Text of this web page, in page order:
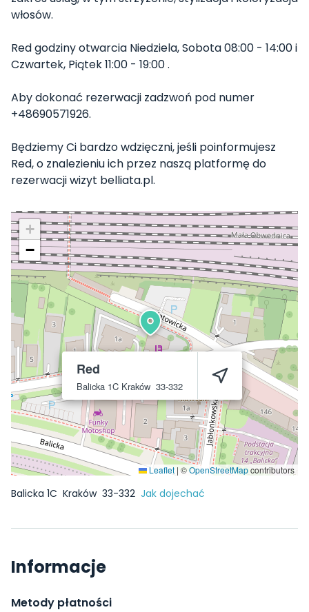
włosów.
Red godziny otwarcia Niedziela, Sobota 08:00 - 14:00 i
Czwartek, Piątek 11:00 - 19:00 .
Aby dokonać rezerwacji zadzwoń pod numer
+48690571926.
Będziemy Ci bardzo wdzięczni, jeśli poinformujesz
Red, o znalezieniu ich przez naszą platformę do
rezerwacji wizyt belliata.pl.
Red
Balicka 1C Kraków 33-332
+
−
Leaflet | ©OpenStreetMapcontributors
Balicka 1C Kraków 33-332 Jak dojechać
Informacje
Metody płatności